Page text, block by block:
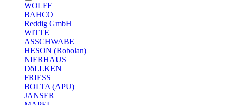
WOLFF
BAHCO
Reddig GmbH
WITTE
ASSCHWABE
HESON (Robolan)
NIERHAUS
DöLLKEN
FRIESS
BOLTA (APU)
JANSER